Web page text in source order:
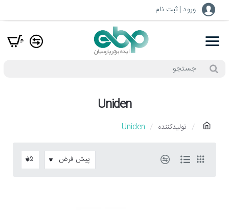
ورود | ثبت نام
Uniden
m
تولیدکننده Uniden